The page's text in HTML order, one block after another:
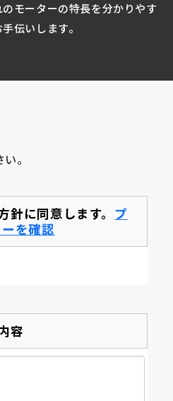
モーターの特長を分かりやす
伝いします。
。
針に同意します。 プ
を確認
容